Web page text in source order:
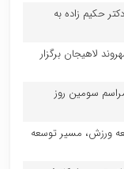
حکیم زاده به
لاهیجان برگزار
سومین روز
ورزش، مسیر توسعه